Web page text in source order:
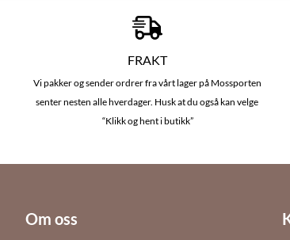
FRAKT
Vi pakker og sender ordrer fra vårt lager på Mossporten
senter nesten alle hverdager. Husk at du også kan velge
“Klikk og hent i butikk”
Om oss